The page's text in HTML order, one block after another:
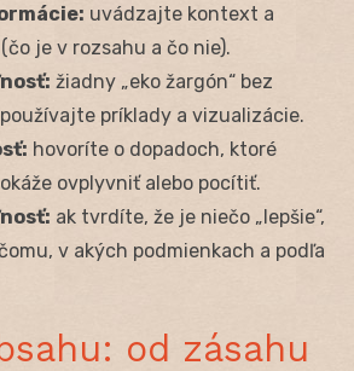
uvádzajte kontext a
je v rozsahu a čo nie).
žiadny „eko žargón“ bez
príklady a vizualizácie.
hovoríte o dopadoch, ktoré
ovplyvniť alebo pocítiť.
ak tvrdíte, že je niečo „lepšie“,
v akých podmienkach a podľa
od zásahu